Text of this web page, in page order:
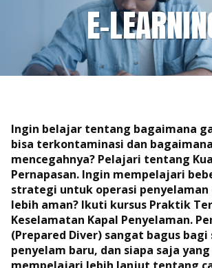
E-
Ingin belajar tentang bagaimana
bisa terkontaminasi dan bagaimana
mencegahnya? Pelajari tentang
Pernapasan. Ingin mempelajari
strategi untuk operasi penyelaman
lebih aman? Ikuti kursus Praktik
Keselamatan Kapal Penyelaman.
(Prepared Diver) sangat bagus bagi
penyelam baru, dan siapa saja